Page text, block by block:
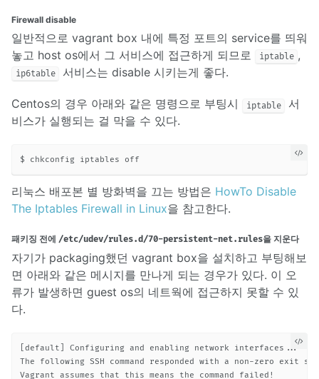
Firewall disable
일반적으로 vagrant box 내에 특정 포트의 service를 띄워
놓고 host os에서 그 서비스에 접근하게 되므로
iptable ,
ip6table 서비스는 disable 시키는게 좋다.
Centos의 경우 아래와 같은 명령으로 부팅시 iptable
서
비스가 실행되는 걸 막을 수 있다.
리눅스 배포본 별 방화벽을 끄는 방법은 HowTo Disable
The Iptables Firewall in Linux을 참고한다.
패키징 전에 /etc/udev/rules.d/70-persistent-net.rules을 지운다
자기가 packaging했던 vagrant box을 설치하고 부팅해보
면 아래와 같은 메시지를 만나게 되는 경우가 있다. 이 오
류가 발생하면 guest os의 네트웍에 접근하지 못할 수 있
다.
[default] Configuring and enabling network interfaces...
The following SSH command responded with a non-zero exit
Vagrant assumes that this means the command failed!